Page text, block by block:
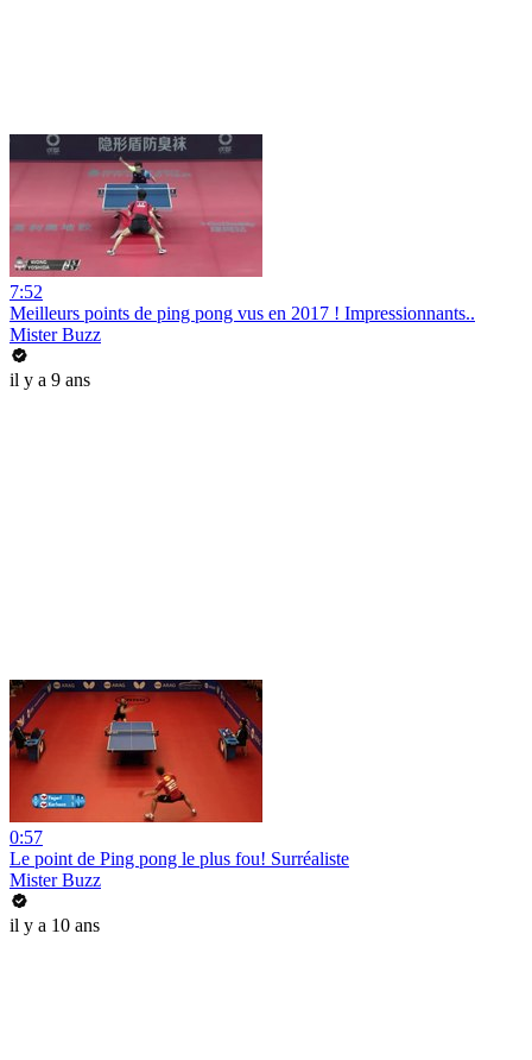
7:52
Meilleurs points de ping pong vus en 2017 ! Impressionnants..
Mister Buzz
il y a 9 ans
0:57
Le point de Ping pong le plus fou! Surréaliste
Mister Buzz
il y a 10 ans